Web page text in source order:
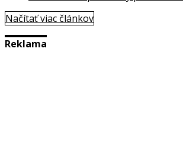
Načítať viac článkov
Reklama